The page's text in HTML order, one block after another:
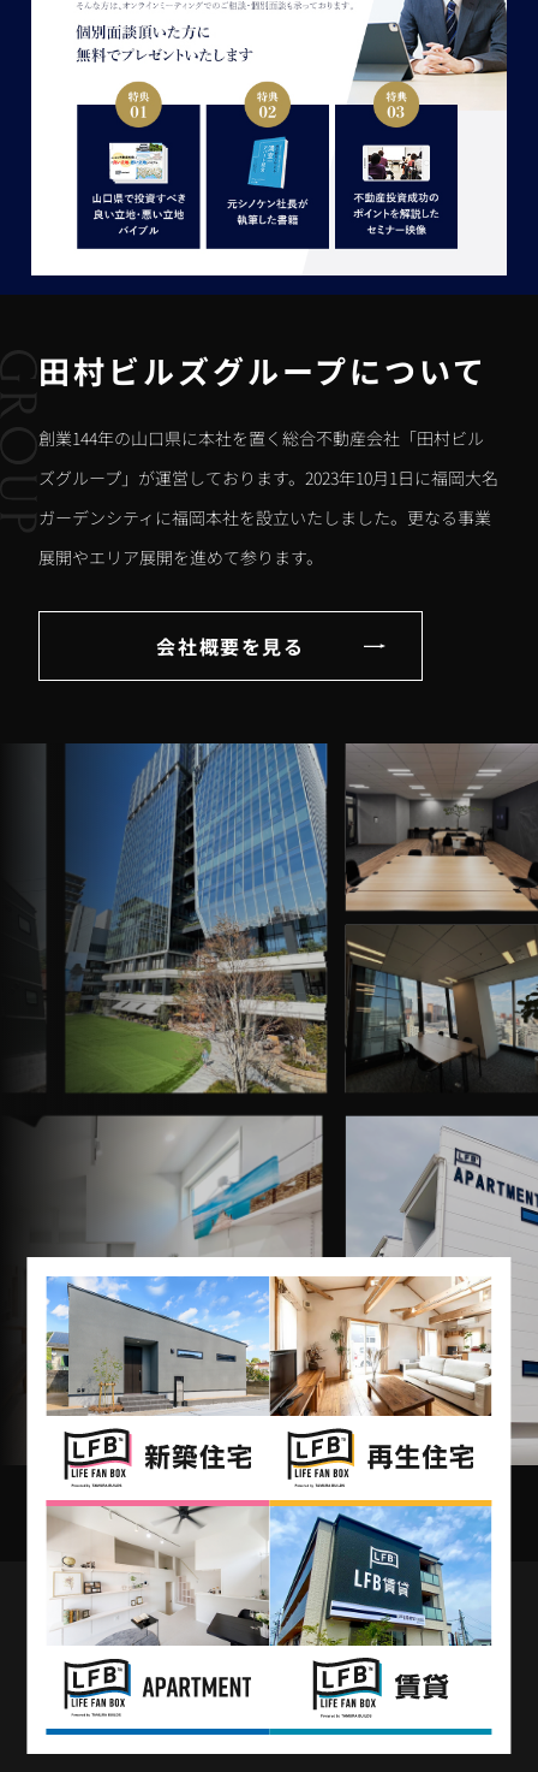
田村ビルズグループについて
創業144年の山口県に本社を置く総合不動産会社「田村ビル
ズグループ」が運営しております。2023年10月1日に福岡大名
ガーデンシティに福岡本社を設立いたしました。更なる事業
展開やエリア展開を進めて参ります。
会社概要を見る